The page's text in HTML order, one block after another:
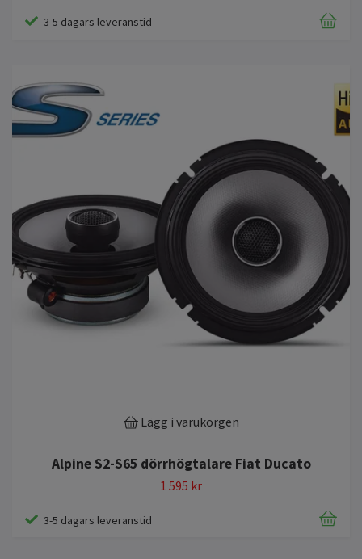
3-5 dagars leveranstid
Lägg i varukorgen
Alpine S2-S65 dörrhögtalare Fiat Ducato
1 595 kr
3-5 dagars leveranstid